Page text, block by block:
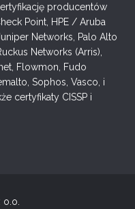
producentów
Point, HPE / Aruba
Networks, Palo Alto
Networks (Arris),
Flowmon, Fudo
Sophos, Vasco, i
certyfikaty CISSP i